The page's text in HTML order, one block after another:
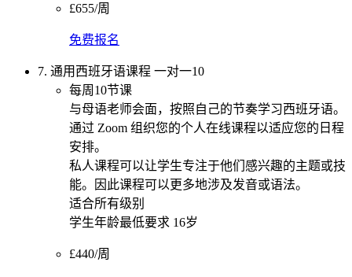
£655/周
免费报名
7. 通用西班牙语课程 一对一10
每周10节课
与母语老师会面，按照自己的节奏学习西班牙语。
通过 Zoom 组织您的个人在线课程以适应您的日程
安排。
私人课程可以让学生专注于他们感兴趣的主题或技
能。因此课程可以更多地涉及发音或语法。
适合所有级别
学生年龄最低要求 16岁
£440/周